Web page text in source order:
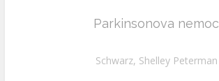
Parkinsonova nemoc
Schwarz, Shelley Peterman